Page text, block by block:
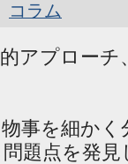
コラム
アプローチ
事を細かく
題点を発